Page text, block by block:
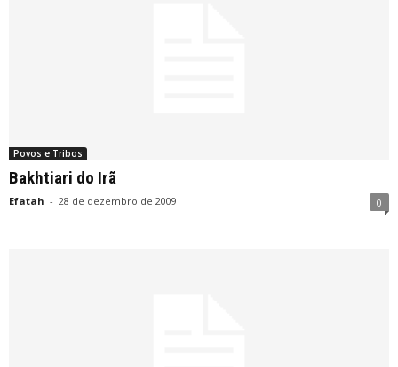
Povos e Tribos
Bakhtiari do Irã
Efatah - 28 de dezembro de 2009 0